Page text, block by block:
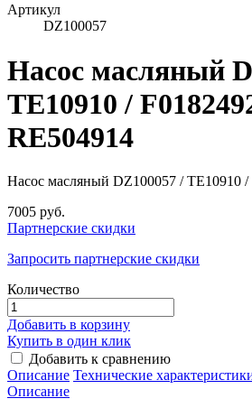
Артикул
DZ100057
Насос масляный
TE10910 /
RE504914
Насос масляный DZ100057 / TE10910 /
7005 руб.
Партнерские скидки
Запросить партнерские скидки
Количество
Добавить в корзину
Купить в один клик
Добавить к сравнению
Описание Технические
Описание